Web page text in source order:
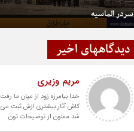
سردر الماسیه
دیدگاههای اخیر
مریم وزیری
خدا بیامرزه زود از میان ما رفت
کاش آثار بیشتری ازش ثبت می
شد ممنون از توضیحات تون